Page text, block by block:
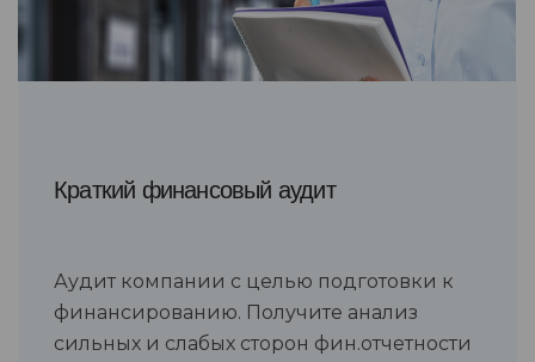
Краткий финансовый аудит
Аудит компании с целью подготовки к
финансированию. Получите анализ
сильных и слабых сторон фин.отчетности